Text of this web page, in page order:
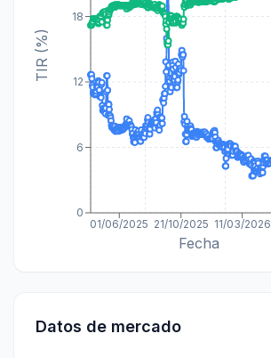
01/06/2025 21/10/2025 11/03/2026
Fecha
0
6
12
18
TIR (%)
Datos de mercado